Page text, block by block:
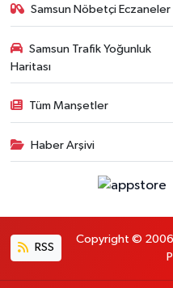
Samsun Nöbetçi Eczaneler
Samsun Trafik Yoğunluk
Haritası
Tüm Manşetler
Haber Arşivi
RSS
Copyright © 2006-